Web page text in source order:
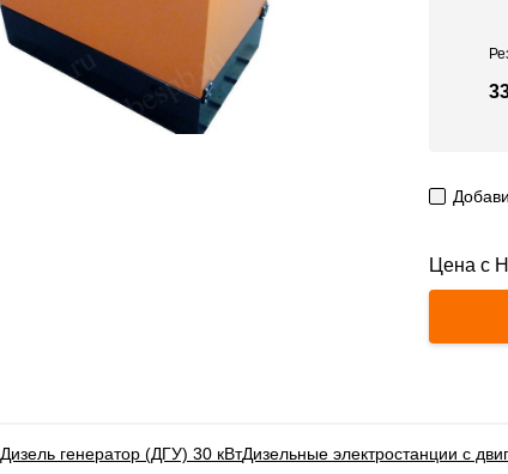
Цена с
Дизель генератор (ДГУ) 30 кВтДизельные электростанции с